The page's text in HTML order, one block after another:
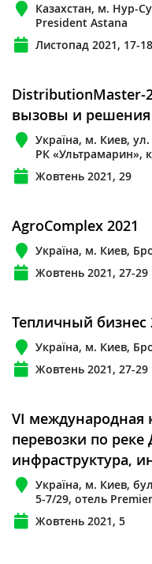
Казахстан, м. Нур-
President Astana
Листопад 2021, 17-18
DistributionMaster-
вызовы и решения
Україна, м. Киев,
РК «Ультрамарин»,
Жовтень 2021, 29
AgroComplex 2021
Україна, м. Киев,
Жовтень 2021, 27-29
Тепличный бизнес
Україна, м. Киев,
Жовтень 2021, 27-29
VI международная
перевозки по реке
инфраструктура,
Україна, м. Киев,
5-7/29, отель
Жовтень 2021, 5